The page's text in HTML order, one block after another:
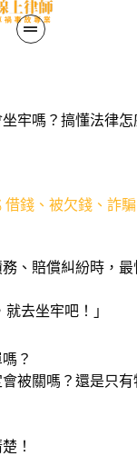
坐牢嗎？搞懂法律
借錢、被欠錢、詐
、賠償糾紛時，最
去坐牢吧！」
？
被關嗎？還是只有
！